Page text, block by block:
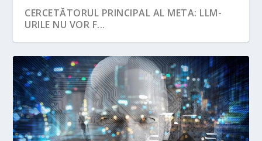
CERCETĂTORUL PRINCIPAL AL META: LLM-
URILE NU VOR F...